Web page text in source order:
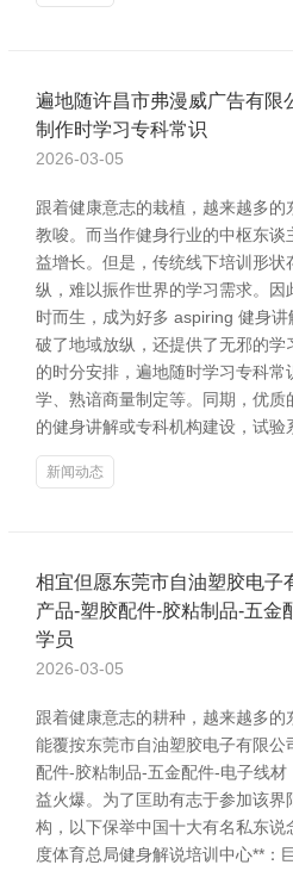
遍地随许昌市弗漫威广告有限
制作时学习专科常识
2026-03-05
跟着健康意志的栽植，越来越多
教唆。而当作健身行业的中枢东谈
益增长。但是，传统线下培训形
纵，难以振作世界的学习需求。因
时而生，成为好多 aspiring 健身
破了地域放纵，还提供了无邪的
的时分安排，遍地随时学习专科常
学、熟谙商量制定等。同期，优质
的健身讲解或专科机构建设，试验
新闻动态
相宜但愿东莞市自油塑胶电子
产品-塑胶配件-胶粘制品-五金
学员
2026-03-05
跟着健康意志的耕种，越来越多
能覆按东莞市自油塑胶电子有限
配件-胶粘制品-五金配件-电子线材
益火爆。为了匡助有志于参加该
构，以下保举中国十大有名私东说
度体育总局健身解说培训中心**：